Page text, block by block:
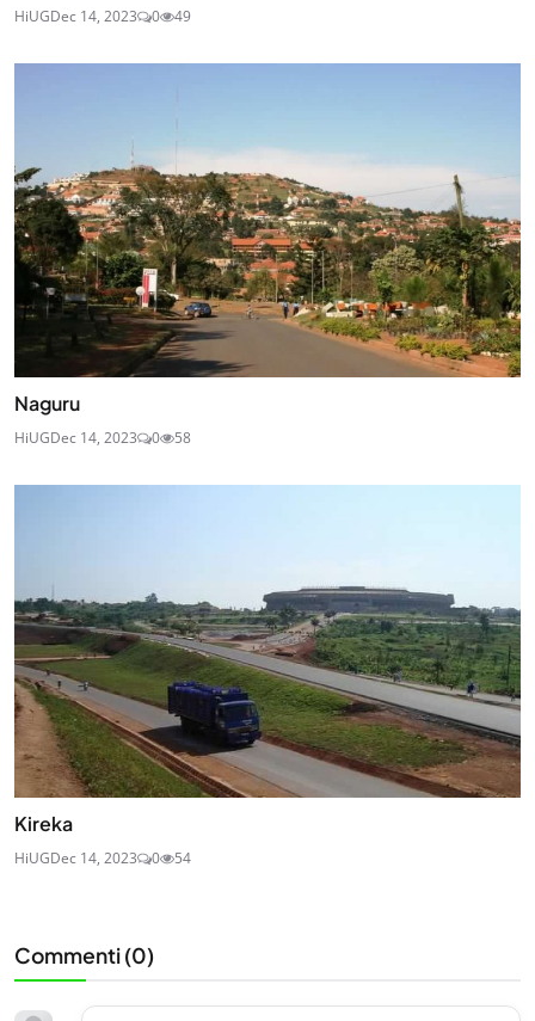
HiUGDec 14, 2023 0 49
Naguru
HiUGDec 14, 2023 0 58
Kireka
HiUGDec 14, 2023 0 54
Commenti (0)